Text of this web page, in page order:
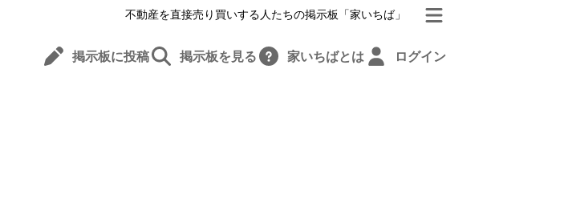
不動産を直接売り買いする人たちの掲示板「家いちば」
掲示板に投稿 掲示板を見る 家いちばとは ログイン